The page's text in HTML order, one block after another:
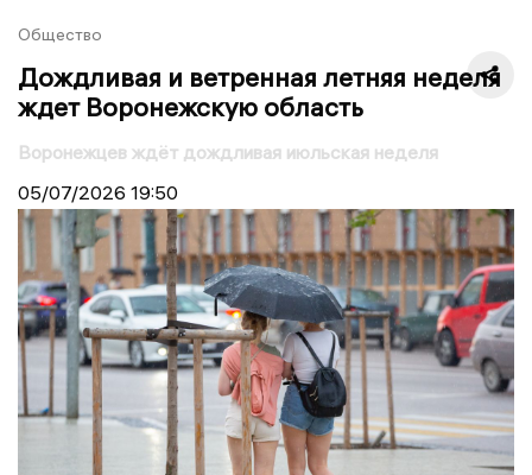
Общество
Дождливая и ветренная летняя неделя
ждет Воронежскую область
Воронежцев ждёт дождливая июльская неделя
05/07/2026 19:50